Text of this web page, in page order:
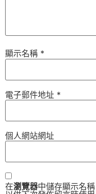
顯示名稱 *
電子郵件地址 *
個人網站網址
在瀏覽器中儲存顯示名